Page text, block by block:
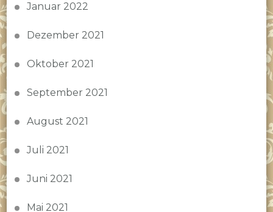
Januar 2022
Dezember 2021
Oktober 2021
September 2021
August 2021
Juli 2021
Juni 2021
Mai 2021